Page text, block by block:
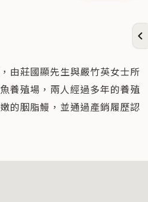
由莊國顯先生與嚴竹英女士所
養殖場，兩人經過多年的養殖
的胭脂鰻，並通過產銷履歷認